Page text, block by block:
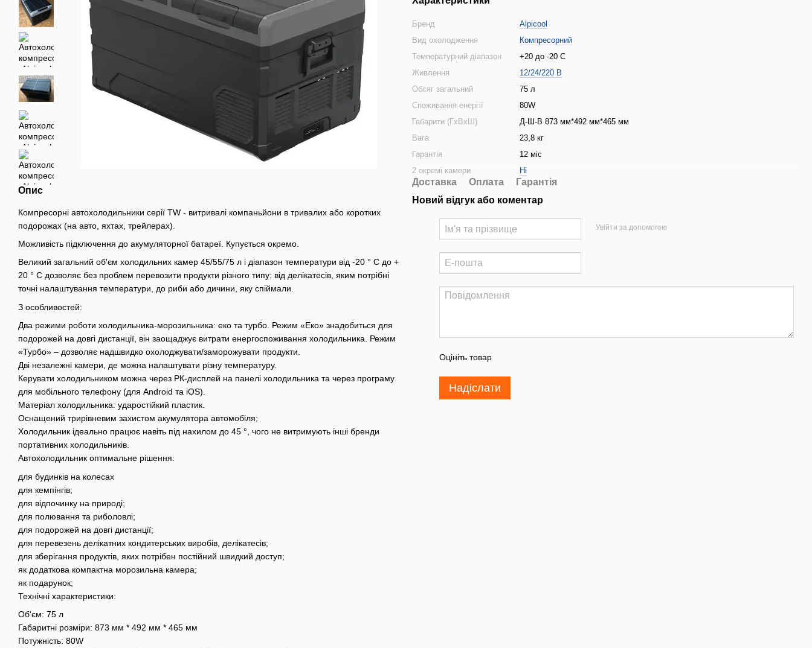
Опис
Компресорні автохолодильники серії TW - витривалі компаньйони в тривалих або коротких
подорожах (на авто, яхтах, трейлерах).
Можливість підключення до акумуляторної батареї. Купується окремо.
Великий загальний об'єм холодильних камер 45/55/75 л і діапазон температури від -20 ° C до +
20 ° C дозволяє без проблем перевозити продукти різного типу: від делікатесів, яким потрібні
точні налаштування температури, до риби або дичини, яку спіймали.
З особливостей:
Два режими роботи холодильника-морозильника: еко та турбо. Режим «Еко» знадобиться для
подорожей на довгі дистанції, він заощаджує витрати енергоспоживання холодильника. Режим
«Турбо» – дозволяє надшвидко охолоджувати/заморожувати продукти.
Дві незалежні камери, де можна налаштувати різну температуру.
Керувати холодильником можна через РК-дисплей на панелі холодильника та через програму
для мобільного телефону (для Android та iOS).
Матеріал холодильника: ударостійкий пластик.
Оснащений трирівневим захистом акумулятора автомобіля;
Холодильник ідеально працює навіть під нахилом до 45 °, чого не витримують інші бренди
портативних холодильників.
Автохолодильник оптимальне рішення:
для будинків на колесах
для кемпінгів;
для відпочинку на природі;
для полювання та риболовлі;
для подорожей на довгі дистанції;
для перевезень делікатних кондитерських виробів, делікатесів;
для зберігання продуктів, яких потрібен постійний швидкий доступ;
як додаткова компактна морозильна камера;
як подарунок;
Технічні характеристики:
Об'єм: 75 л
Габаритні розміри: 873 мм * 492 мм * 465 мм
Потужність: 80W
Бренд
Alpicool
Вид охолодження
Компресорний
Температурний діапазон
+20 до -20 С
Живлення
12/24/220 В
Обсяг загальний
75 л
Споживання енергії
80W
Габарити (ГхВхШ)
Д-Ш-В 873 мм*492 мм*465 мм
Вага
23,8 кг
Гарантія
12 міс
2 окремі камери
Ні
Доставка Оплата
Гарантія
Новий відгук або коментар
Увійти за допомогою
Оцініть товар
Надіслати